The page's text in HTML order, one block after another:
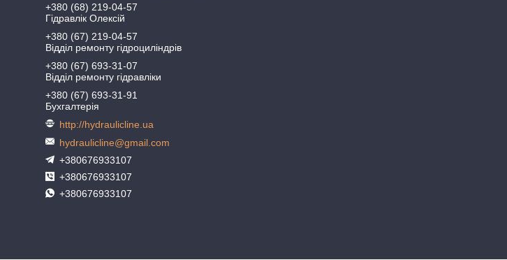
+380 (68) 219-04-57
Гідравлік Олексій
+380 (67) 219-04-57
Відділ ремонту гідроциліндрів
+380 (67) 693-31-07
Відділ ремонту гідравліки
+380 (67) 693-31-91
Бухгалтерія
http://hydraulicline.ua
hydraulicline@gmail.com
+380676933107
+380676933107
+380676933107